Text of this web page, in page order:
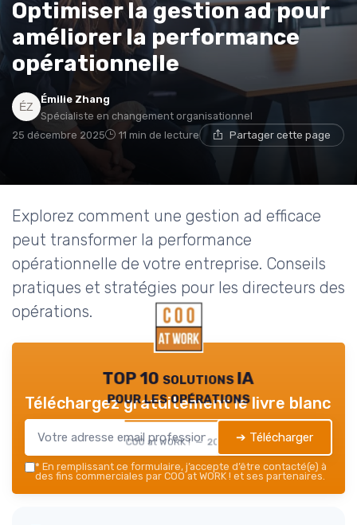
Optimiser la gestion ad pour
améliorer la performance
opérationnelle
Émilie Zhang
Spécialiste en changement organisationnel
25 décembre 2025
11 min de lecture Partager cette page
Explorez comment une gestion ad efficace
peut transformer la performance
opérationnelle de votre entreprise. Conseils
pratiques et stratégies pour les directeurs des
opérations.
TOP 10 solutions IA
pour les opérations
COO at WORK ! — 2026
Téléchargez gratuitement le livre blanc
➔ Télécharger
* En remplissant ce formulaire, j’accepte d’être contacté(e) à
des fins commerciales par COO at WORK ! et ses partenaires.